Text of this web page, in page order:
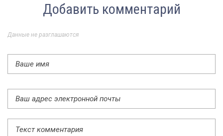
Добавить комментарий
Данные не разглашаются